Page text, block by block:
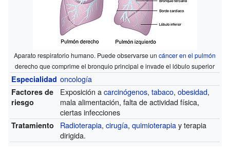
Aparato respiratorio humano. Puede observarse uncáncer en el pulmón
derecho que comprime el bronquio principal e invade el lóbulo superior
Especialidad oncología
Factores de
riesgo
Exposición acarcinógenos,tabaco,obesidad,
mala alimentación, falta de actividad física,
ciertas infecciones
Tratamiento Radioterapia,cirugía,quimioterapiay terapia
dirigida.